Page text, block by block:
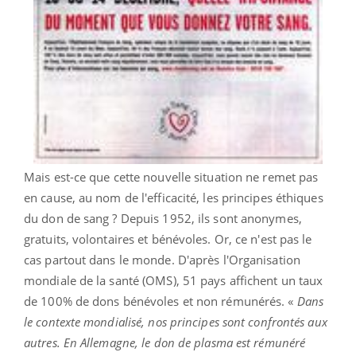
Mais est-ce que cette nouvelle situation ne remet pas
en cause, au nom de l'efficacité, les principes éthiques
du don de sang ? Depuis 1952, ils sont anonymes,
gratuits, volontaires et bénévoles. Or, ce n'est pas le
cas partout dans le monde. D'après l'Organisation
mondiale de la santé (OMS), 51 pays affichent un taux
de 100% de dons bénévoles et non rémunérés. « Dans
le contexte mondialisé, nos principes sont confrontés aux
autres. En Allemagne, le don de plasma est rémunéré